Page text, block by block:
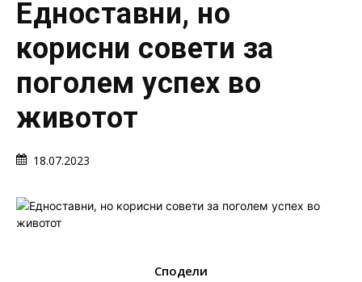
Едноставни, но
корисни совети за
поголем успех во
животот
18.07.2023
Сподели